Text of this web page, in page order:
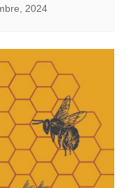
2024